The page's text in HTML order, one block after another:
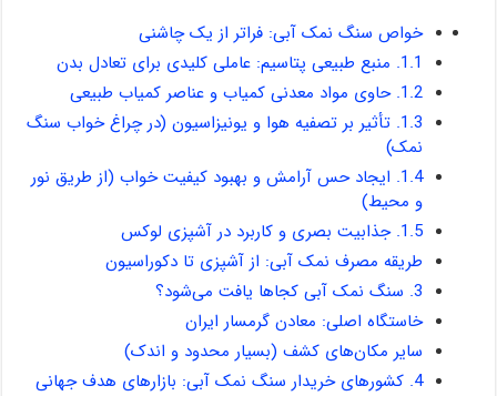
خواص سنگ نمک آبی: فراتر از یک چاشنی
1.1. منبع طبیعی پتاسیم: عاملی کلیدی برای تعادل بدن
1.2. حاوی مواد معدنی کمیاب و عناصر کمیاب طبیعی
1.3. تأثیر بر تصفیه هوا و یونیزاسیون (در چراغ خواب سنگ
نمک)
1.4. ایجاد حس آرامش و بهبود کیفیت خواب (از طریق نور
و محیط)
1.5. جذابیت بصری و کاربرد در آشپزی لوکس
طریقه مصرف نمک آبی: از آشپزی تا دکوراسیون
3. سنگ نمک آبی کجاها یافت می‌شود؟
خاستگاه اصلی: معادن گرمسار ایران
سایر مکان‌های کشف (بسیار محدود و اندک)
4. کشورهای خریدار سنگ نمک آبی: بازارهای هدف جهانی